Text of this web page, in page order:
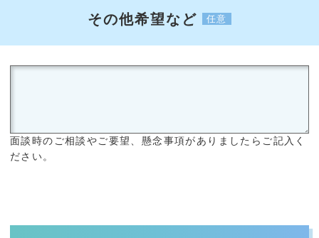
その他希望など 任意
面談時のご相談やご要望、懸念事項がありましたらご記入く
ださい。